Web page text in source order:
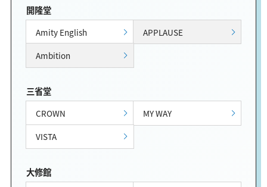
開隆堂
Amity English
APPLAUSE
Ambition
三省堂
CROWN
MY WAY
VISTA
大修館